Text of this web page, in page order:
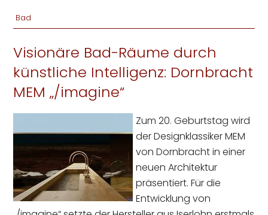
Bad
Visionäre Bad-Räume durch
künstliche Intelligenz: Dornbracht
MEM „/imagine“
Zum 20. Geburtstag wird
der Designklassiker MEM
von Dornbracht in einer
neuen Architektur
präsentiert. Für die
Entwicklung von